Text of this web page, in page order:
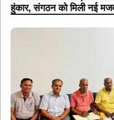
हुंकार, संगठन को मिली नई